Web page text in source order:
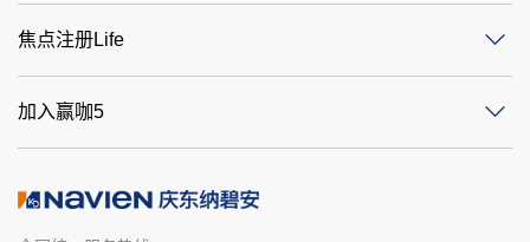
焦点注册Life
加入赢咖5